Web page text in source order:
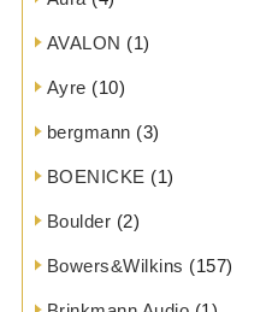
AVALON (1)
Ayre (10)
bergmann (3)
BOENICKE (1)
Boulder (2)
Bowers&Wilkins (157)